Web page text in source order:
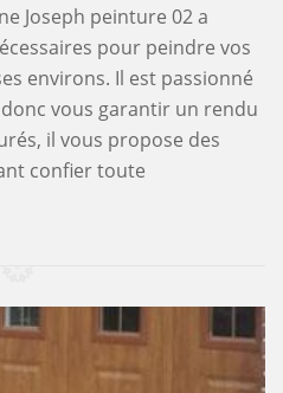
Joseph peinture 02 a
pour peindre vos
environs. Il est passionné
vous garantir un rendu
il vous propose des
confier toute